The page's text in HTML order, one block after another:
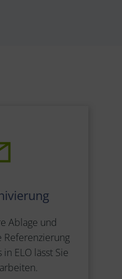
Ablage und
Referenzierung
ELO lässt Sie